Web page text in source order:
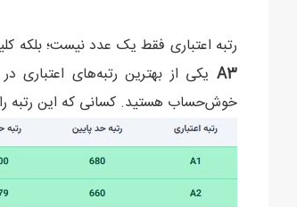
رتبه اعتباری فقط یک عدد نیست؛ بلکه
A3 یکی از بهترین رتبه‌های
خوش‌حساب هستید. کسانی که این رتبه را